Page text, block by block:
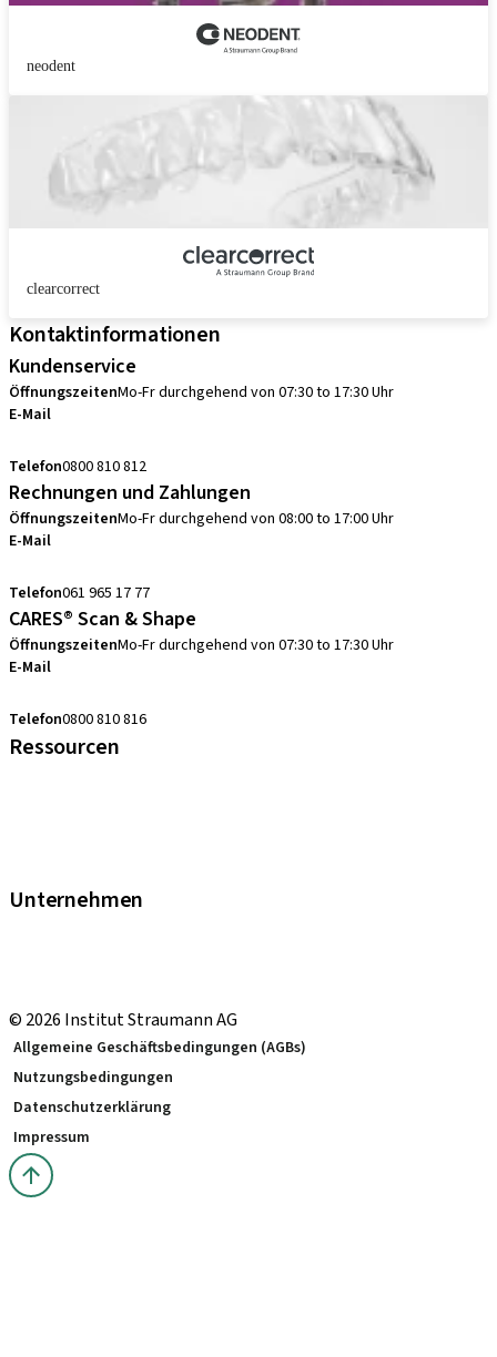
neodent
clearcorrect
Kontaktinformationen
Kundenservice
ÖffnungszeitenMo-Fr durchgehend von 07:30 to 17:30 Uhr
E-Mail
Telefon0800 810 812
Rechnungen und Zahlungen
ÖffnungszeitenMo-Fr durchgehend von 08:00 to 17:00 Uhr
E-Mail
Telefon061 965 17 77
CARES® Scan & Shape
ÖffnungszeitenMo-Fr durchgehend von 07:30 to 17:30 Uhr
E-Mail
Telefon0800 810 816
Ressourcen
Unternehmen
© 2026 Institut Straumann AG
Allgemeine Geschäftsbedingungen (AGBs)
Nutzungsbedingungen
Datenschutzerklärung
Impressum